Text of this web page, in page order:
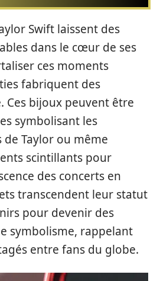
Swift laissent des
dans le cœur de ses
ces moments
fabriquent des
Ces bijoux peuvent être
symbolisant les
Taylor ou même
scintillants pour
des concerts en
transcendent leur statut
pour devenir des
symbolisme, rappelant
entre fans du globe.